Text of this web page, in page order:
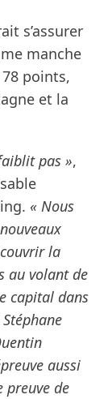
s’assurer
manche
points,
et la
pas »,
« Nous
la
au volant de
capital dans
aussi
preuve de